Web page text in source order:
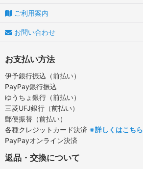
ご利用案内
お問い合わせ
お支払い方法
伊予銀行振込（前払い）
PayPay銀行振込
ゆうちょ銀行（前払い）
三菱UFJ銀行（前払い）
郵便振替（前払い）
各種クレジットカード決済 ※詳しくはこちら
PayPayオンライン決済
返品・交換について